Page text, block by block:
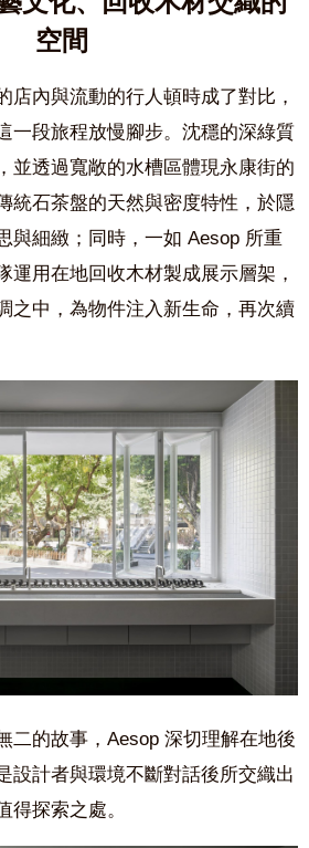
空間
店內與流動的行人頓時成了對比，
一段旅程放慢腳步。沈穩的深綠質
並透過寬敞的水槽區體現永康街的
統石茶盤的天然與密度特性，於隱
與細緻；同時，一如 Aesop 所重
運用在地回收木材製成展示層架，
之中，為物件注入新生命，再次續
二的故事，Aesop 深切理解在地後
設計者與環境不斷對話後所交織出
得探索之處。